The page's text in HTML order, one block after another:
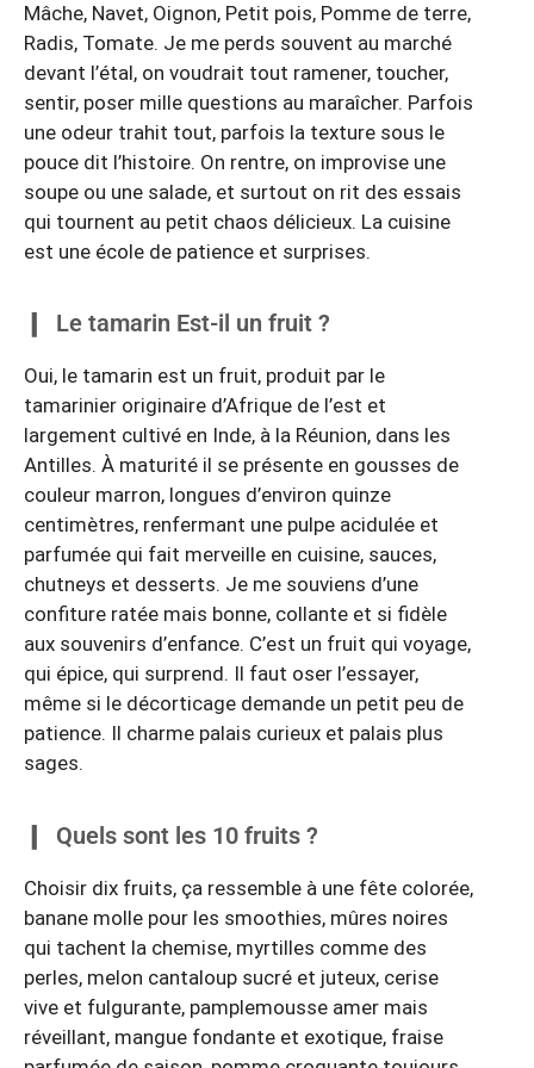
Mâche, Navet, Oignon, Petit pois, Pomme de terre,
Radis, Tomate. Je me perds souvent au marché
devant l’étal, on voudrait tout ramener, toucher,
sentir, poser mille questions au maraîcher. Parfois
une odeur trahit tout, parfois la texture sous le
pouce dit l’histoire. On rentre, on improvise une
soupe ou une salade, et surtout on rit des essais
qui tournent au petit chaos délicieux. La cuisine
est une école de patience et surprises.
Le tamarin Est-il un fruit ?
Oui, le tamarin est un fruit, produit par le
tamarinier originaire d’Afrique de l’est et
largement cultivé en Inde, à la Réunion, dans les
Antilles. À maturité il se présente en gousses de
couleur marron, longues d’environ quinze
centimètres, renfermant une pulpe acidulée et
parfumée qui fait merveille en cuisine, sauces,
chutneys et desserts. Je me souviens d’une
confiture ratée mais bonne, collante et si fidèle
aux souvenirs d’enfance. C’est un fruit qui voyage,
qui épice, qui surprend. Il faut oser l’essayer,
même si le décorticage demande un petit peu de
patience. Il charme palais curieux et palais plus
sages.
Quels sont les 10 fruits ?
Choisir dix fruits, ça ressemble à une fête colorée,
banane molle pour les smoothies, mûres noires
qui tachent la chemise, myrtilles comme des
perles, melon cantaloup sucré et juteux, cerise
vive et fulgurante, pamplemousse amer mais
réveillant, mangue fondante et exotique, fraise